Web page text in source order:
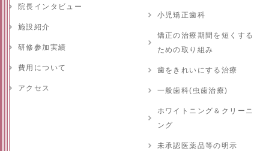
院長インタビュー
施設紹介
研修参加実績
費用について
アクセス
小児矯正歯科
矯正の治療期間を短くする
ための取り組み
歯をきれいにする治療
一般歯科(虫歯治療)
ホワイトニング＆クリーニ
ング
未承認医薬品等の明示